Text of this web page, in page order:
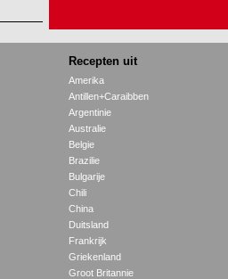
Recepten uit
Amerika
Antillen+Caraibben
Argentinie
Australie
Belgie
Brazilie
Bulgarije
Chili
China
Duitsland
Frankrijk
Griekenland
Groot Britannie